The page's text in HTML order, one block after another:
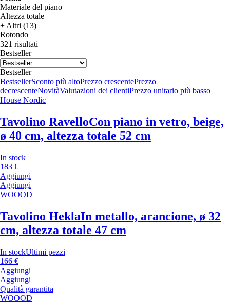
Materiale del piano
Altezza totale
+ Altri (13)
Rotondo
321 risultati
Bestseller
Bestseller
BestsellerSconto più altoPrezzo crescentePrezzo
decrescenteNovitàValutazioni dei clientiPrezzo unitario più basso
House Nordic
Tavolino RavelloCon piano in vetro, beige,
ø 40 cm, altezza totale 52 cm
In stock
183 €
Aggiungi
Aggiungi
WOOOD
Tavolino HeklaIn metallo, arancione, ø 32
cm, altezza totale 47 cm
In stockUltimi pezzi
166 €
Aggiungi
Aggiungi
Qualità garantita
WOOOD